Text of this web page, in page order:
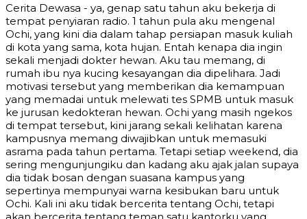
Cerita Dewasa - ya, genap satu tahun aku bekerja di
tempat penyiaran radio. 1 tahun pula aku mengenal
Ochi, yang kini dia dalam tahap persiapan masuk kuliah
di kota yang sama, kota hujan. Entah kenapa dia ingin
sekali menjadi dokter hewan. Aku tau memang, di
rumah ibu nya kucing kesayangan dia dipelihara. Jadi
motivasi tersebut yang memberikan dia kemampuan
yang memadai untuk melewati tes SPMB untuk masuk
ke jurusan kedokteran hewan. Ochi yang masih ngekos
di tempat tersebut, kini jarang sekali kelihatan karena
kampusnya memang diwajibkan untuk memasuki
asrama pada tahun pertama. Tetapi setiap weekend, dia
sering mengunjungiku dan kadang aku ajak jalan supaya
dia tidak bosan dengan suasana kampus yang
sepertinya mempunyai warna kesibukan baru untuk
Ochi. Kali ini aku tidak bercerita tentang Ochi, tetapi